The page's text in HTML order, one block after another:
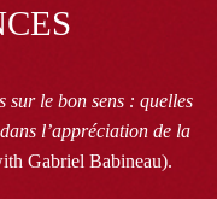
sur le bon sens : quelles
l’appréciation de la
Gabriel Babineau).